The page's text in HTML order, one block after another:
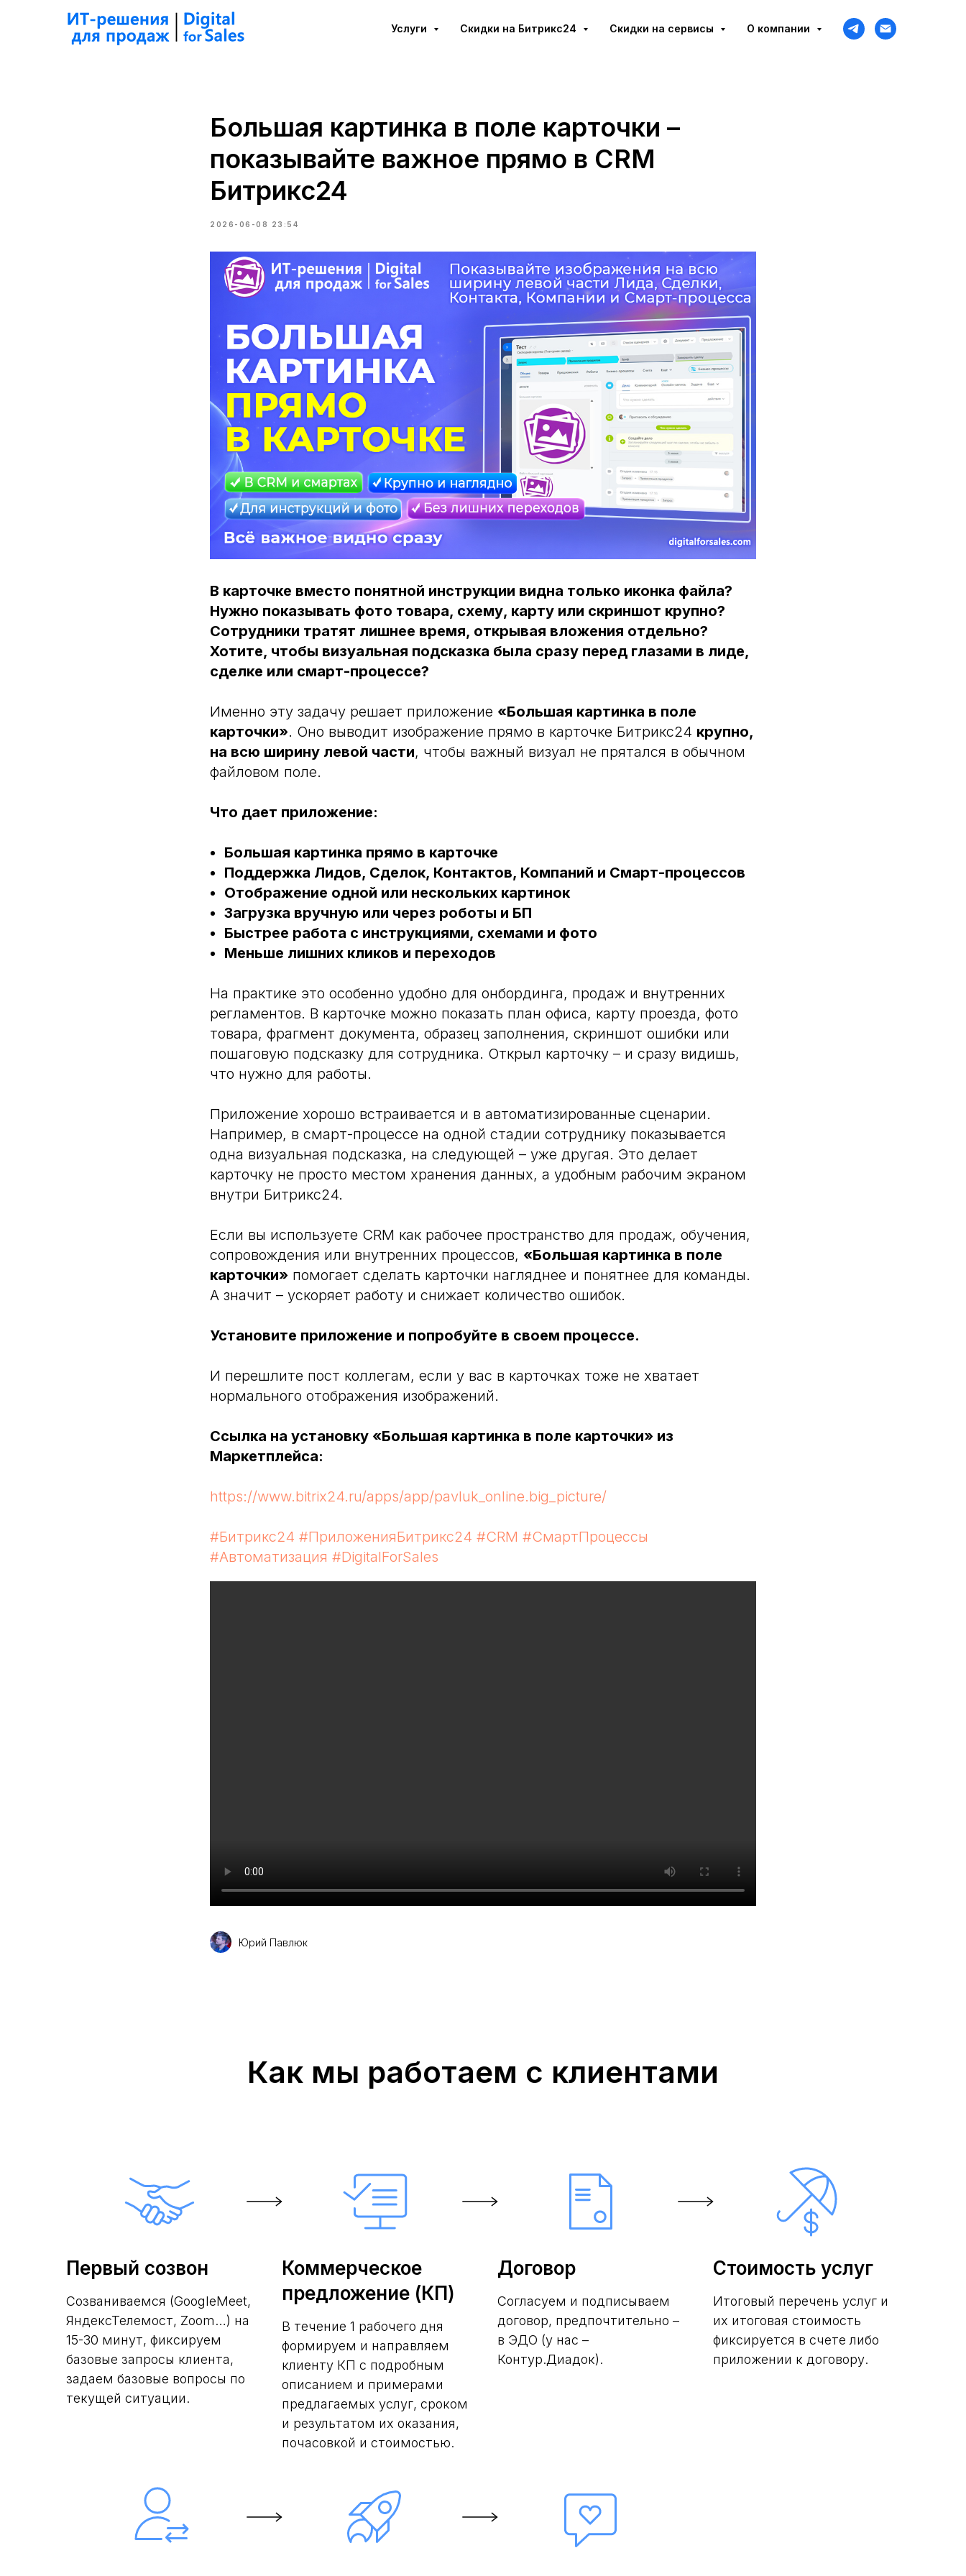
Услуги Cкидки на Битрикс24 Скидки на сервисы О компании
Большая картинка в поле карточки –
показывайте важное прямо в CRM
Битрикс24
2026-06-08 23:54
В карточке вместо понятной инструкции видна только иконка файла?
Нужно показывать фото товара, схему, карту или скриншот крупно?
Сотрудники тратят лишнее время, открывая вложения отдельно?
Хотите, чтобы визуальная подсказка была сразу перед глазами в лиде,
сделке или смарт-процессе?
Именно эту задачу решает приложение «Большая картинка в поле
карточки». Оно выводит изображение прямо в карточке Битрикс24 крупно,
на всю ширину левой части, чтобы важный визуал не прятался в обычном
файловом поле.
Что дает приложение:
Большая картинка прямо в карточке
Поддержка Лидов, Сделок, Контактов, Компаний и Смарт-процессов
Отображение одной или нескольких картинок
Загрузка вручную или через роботы и БП
Быстрее работа с инструкциями, схемами и фото
Меньше лишних кликов и переходов
На практике это особенно удобно для онбординга, продаж и внутренних
регламентов. В карточке можно показать план офиса, карту проезда, фото
товара, фрагмент документа, образец заполнения, скриншот ошибки или
пошаговую подсказку для сотрудника. Открыл карточку – и сразу видишь,
что нужно для работы.
Приложение хорошо встраивается и в автоматизированные сценарии.
Например, в смарт-процессе на одной стадии сотруднику показывается
одна визуальная подсказка, на следующей – уже другая. Это делает
карточку не просто местом хранения данных, а удобным рабочим экраном
внутри Битрикс24.
Если вы используете CRM как рабочее пространство для продаж, обучения,
сопровождения или внутренних процессов, «Большая картинка в поле
карточки» помогает сделать карточки нагляднее и понятнее для команды.
А значит – ускоряет работу и снижает количество ошибок.
Установите приложение и попробуйте в своем процессе.
И перешлите пост коллегам, если у вас в карточках тоже не хватает
нормального отображения изображений.
Ссылка на установку «Большая картинка в поле карточки» из
Маркетплейса:
https://www.bitrix24.ru/apps/app/pavluk_online.big_picture/
#Битрикс24 #ПриложенияБитрикс24 #CRM #СмартПроцессы
#Автоматизация #DigitalForSales
Юрий Павлюк
Как мы работаем с клиентами
Первый созвон
Созваниваемся (GoogleMeet,
ЯндексТелемост, Zoom…) на
15-30 минут, фиксируем
базовые запросы клиента,
задаем базовые вопросы по
текущей ситуации.
Коммерческое
предложение (КП)
В течение 1 рабочего дня
формируем и направляем
клиенту КП с подробным
описанием и примерами
предлагаемых услуг, сроком
и результатом их оказания,
почасовкой и стоимостью.
Договор
Согласуем и подписываем
договор, предпочтительно –
в ЭДО (у нас –
Контур.Диадок).
Стоимость услуг
Итоговый перечень услуг и
их итоговая стоимость
фиксируется в счете либо
приложении к договору.